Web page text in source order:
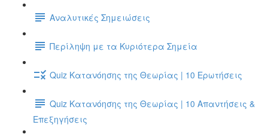
Αναλυτικές Σημειώσεις
Περίληψη με τα Κυριότερα Σημεία
Quiz Κατανόησης της Θεωρίας | 10 Ερωτήσεις
Quiz Κατανόησης της Θεωρίας | 10 Απαντήσεις &
Επεξηγήσεις